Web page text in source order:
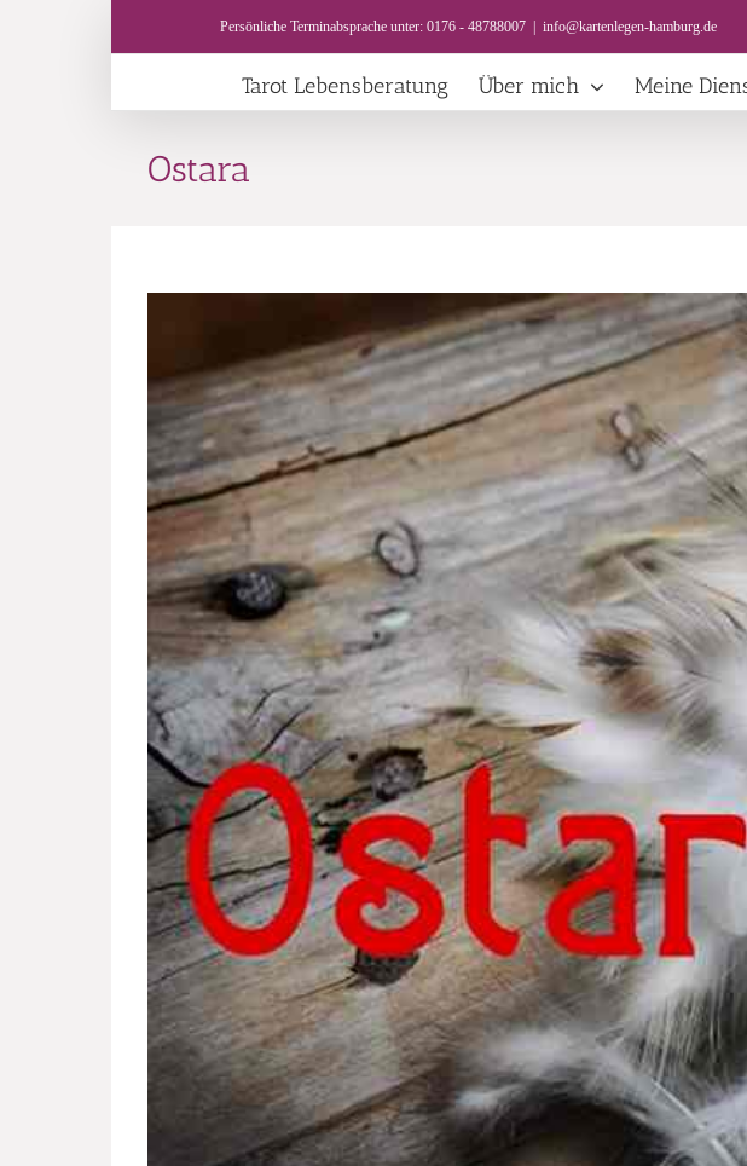
Persönliche Terminabsprache unter: 0176 - 48788007 info@kartenlegen-hamburg.de
Tarot Lebensberatung Über mich Meine
Ostara